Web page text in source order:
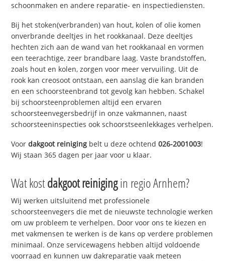
schoonmaken en andere reparatie- en inspectiediensten.
Bij het stoken(verbranden) van hout, kolen of olie komen
onverbrande deeltjes in het rookkanaal. Deze deeltjes
hechten zich aan de wand van het rookkanaal en vormen
een teerachtige, zeer brandbare laag. Vaste brandstoffen,
zoals hout en kolen, zorgen voor meer vervuiling. Uit de
rook kan creosoot ontstaan, een aanslag die kan branden
en een schoorsteenbrand tot gevolg kan hebben. Schakel
bij schoorsteenproblemen altijd een ervaren
schoorsteenvegersbedrijf in onze vakmannen, naast
schoorsteeninspecties ook schoorstseenlekkages verhelpen.
Voordakgoot reiniging belt u deze ochtend026-2001003!
Wij staan 365 dagen per jaar voor u klaar.
Wat kostdakgoot reinigingin regio Arnhem?
Wij werken uitsluitend met professionele
schoorsteenvegers die met de nieuwste technologie werken
om uw probleem te verhelpen. Door voor ons te kiezen en
met vakmensen te werken is de kans op verdere problemen
minimaal. Onze servicewagens hebben altijd voldoende
voorraad en kunnen uw dakreparatie vaak meteen